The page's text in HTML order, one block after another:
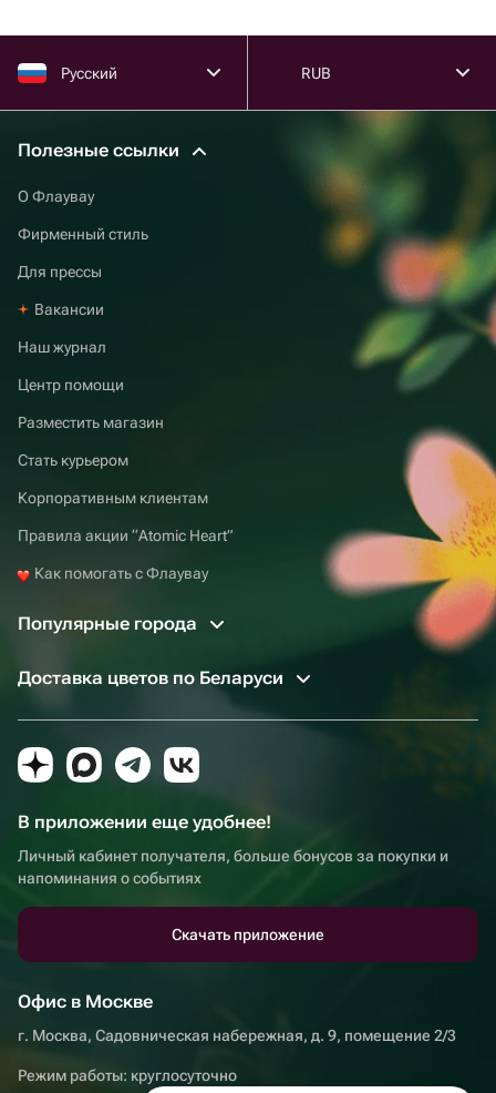
Русский RUB
Полезные ссылки
О Флаувау
Фирменный стиль
Для прессы
Вакансии
Наш журнал
Центр помощи
Разместить магазин
Стать курьером
Корпоративным клиентам
Правила акции “Atomic Heart”
Как помогать с Флаувау
Популярные города
Доставка цветов по Беларуси
В приложении еще удобнее!
Личный кабинет получателя, больше бонусов за покупки и
напоминания о событиях
Скачать приложение
Офис в Москве
г. Москва, Садовническая набережная, д. 9, помещение 2/3
Режим работы: круглосуточно